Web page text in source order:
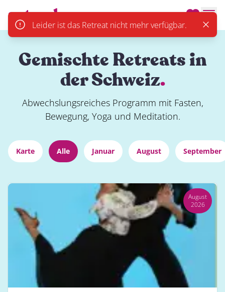
actevely.
Leider ist das Retreat nicht mehr verfügbar.
Close
Gemischte Retreats in
der Schweiz.
Abwechslungsreiches Programm mit Fasten,
Bewegung, Yoga und Meditation.
Karte Alle Januar August September
August
2026